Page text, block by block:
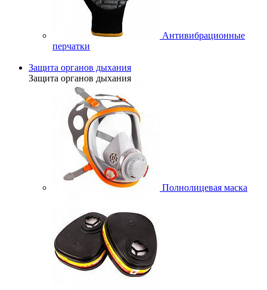
Антивибрационные
перчатки
Защита органов дыхания
Защита органов дыхания
Полнолицевая маска